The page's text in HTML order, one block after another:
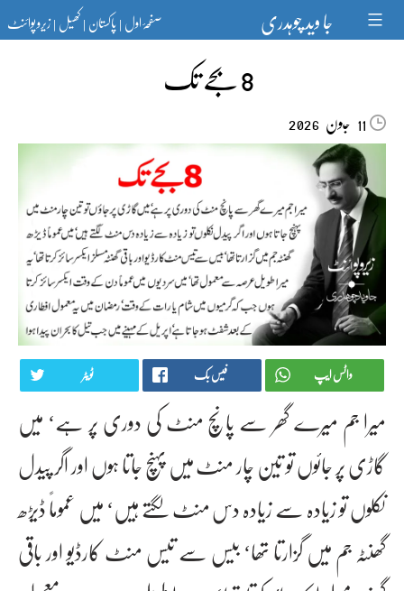
content جا وید چوہدری صفحۂ اول|پاکستان|کھیل|زیرو پوائنٹ
8 بجے تک
11 جون‬‮
ٹویٹر فیس بک واٹس ایپ
میرا جم میرے گھر سے پانچ منٹ کی دوری پر ہے‘ میں
گاڑی پر جائوں تو تین چار منٹ میں پہنچ جاتا ہوں اور اگر پیدل
نکلوں تو زیادہ سے زیادہ دس منٹ لگتے ہیں‘ میں عموماً ڈیڑھ
گھنٹہ جم میں گزارتا تھا‘ بیس سے تیس منٹ کارڈیو اور باقی